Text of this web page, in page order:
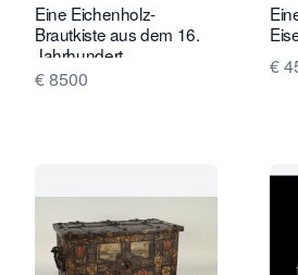
Eine Eichenholz-
Brautkiste aus dem 16.
Jahrhundert
€ 8500
€